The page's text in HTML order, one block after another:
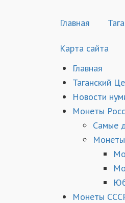
Главная
Карта сайта
Главная
Таганский
Новости
Монеты
Самые
Монеты